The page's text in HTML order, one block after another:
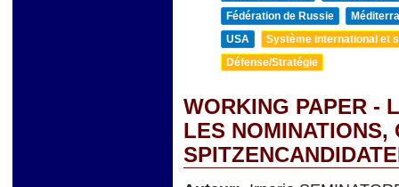
Fédération de Russie
USA
Système international et
Défense/Stratégie
WORKING PAPER -
LES NOMINATIONS,